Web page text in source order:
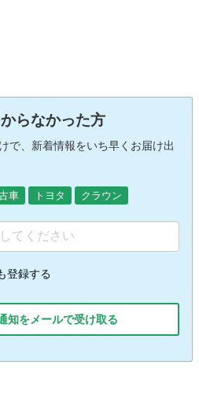
らなかった方
で、新着情報をいち早くお届け出
車 トヨタ クラウン
登録する
知をメールで受け取る